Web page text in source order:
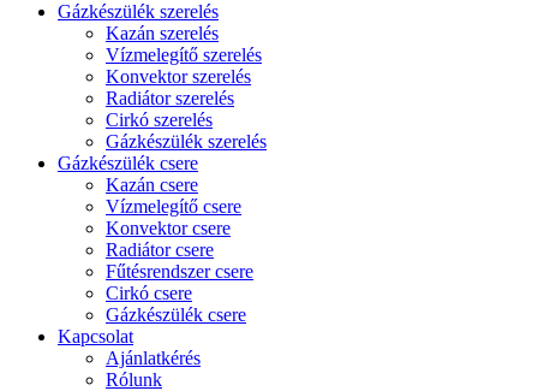
Gázkészülék szerelés
Kazán szerelés
Vízmelegítő szerelés
Konvektor szerelés
Radiátor szerelés
Cirkó szerelés
Gázkészülék szerelés
Gázkészülék csere
Kazán csere
Vízmelegítő csere
Konvektor csere
Radiátor csere
Fűtésrendszer csere
Cirkó csere
Gázkészülék csere
Kapcsolat
Ajánlatkérés
Rólunk